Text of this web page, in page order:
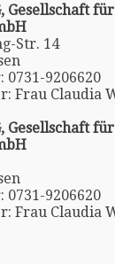
Gesellschaft für
Str. 14
9206620
Frau Claudia
Gesellschaft für
9206620
Frau Claudia